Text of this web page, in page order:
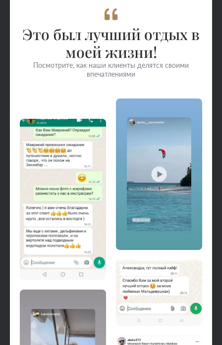
Это был лучший отдых в
моей жизни!
Посмотрите, как наши клиенты делятся своими
впечатлениями